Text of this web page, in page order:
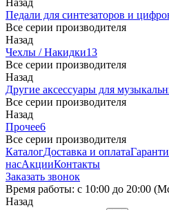
Назад
Педали для синтезаторов и
Все серии производителя
Назад
Чехлы / Накидки13
Все серии производителя
Назад
Другие аксессуары для
Все серии производителя
Назад
Прочее6
Все серии производителя
КаталогДоставка и оплата
насАкцииКонтакты
Заказать звонок
Время работы: с 10:00 до 20:00
Назад